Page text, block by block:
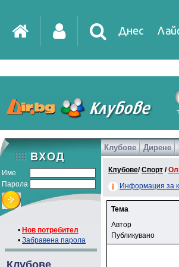
Днес
Име
Парола
• Нов потребител
• Забравена парола
Клубове
Клубове Дирене
Клубове/Спорт /
Информация за
Тема
Автор
Публикувано